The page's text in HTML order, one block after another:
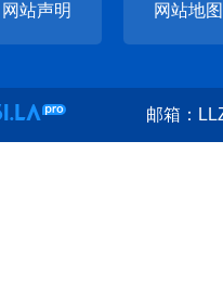
网站声明 网站地图
邮箱：